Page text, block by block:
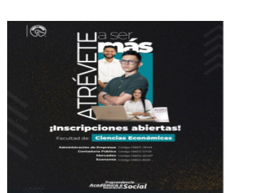
los rivales.
Los resultados fueron los siguientes:
Ganadores -Perdedores
48 kilos: Melissa GarcÃ­a derrota a Saiman RodrÃ­
guez (Arauca)
52 kilos: HÃ©ctor Charrupi a Carlos Albornoz
60 kilos: Brayan Pedraza a Brayan Orjuela
(Santander)
91 kilos: William VÃ¡squez le gano a Luis SÃ¡nchez
+91 kilos Willys Mendoza vence a Luis Carlos